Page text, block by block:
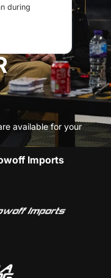
during
available for your
Imports